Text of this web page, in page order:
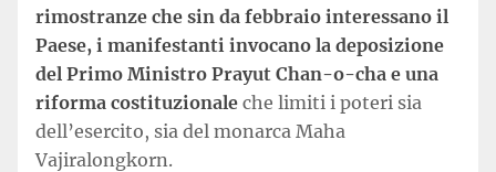
rimostranze che sin da febbraio interessano il
Paese, i manifestanti invocano la deposizione
del Primo Ministro Prayut Chan-o-cha e una
riforma costituzionale che limiti i poteri sia
dell’esercito, sia del monarca Maha
Vajiralongkorn.